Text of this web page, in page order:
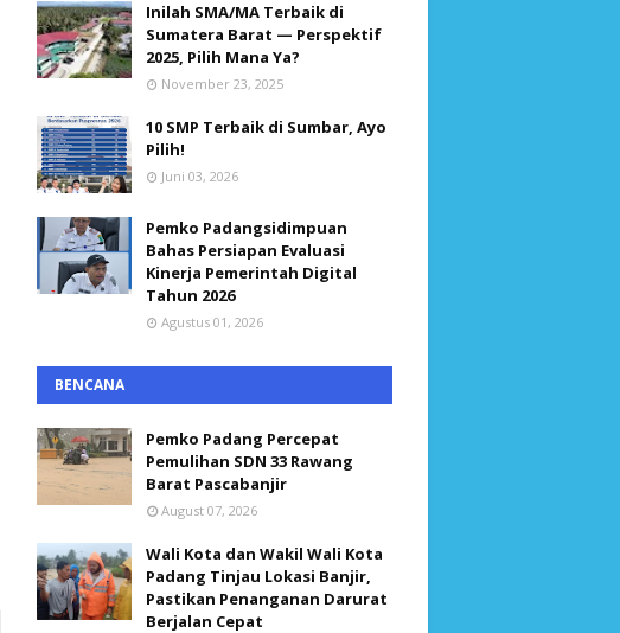
Inilah SMA/MA Terbaik di
Sumatera Barat — Perspektif
2025, Pilih Mana Ya?
November 23, 2025
10 SMP Terbaik di Sumbar, Ayo
Pilih!
Juni 03, 2026
Pemko Padangsidimpuan
Bahas Persiapan Evaluasi
Kinerja Pemerintah Digital
Tahun 2026
Agustus 01, 2026
BENCANA
Pemko Padang Percepat
Pemulihan SDN 33 Rawang
Barat Pascabanjir
August 07, 2026
Wali Kota dan Wakil Wali Kota
Padang Tinjau Lokasi Banjir,
Pastikan Penanganan Darurat
Berjalan Cepat